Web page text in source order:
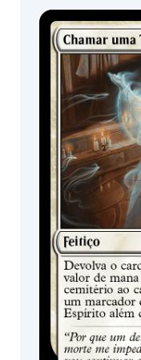
Portão
Morcego
Minotauro
Polvo
Diabrete
Thrull
Grifo
Rinoceronte
Bode
Amoque
Ave
Bruxo
Mutante
Javali
Jogo